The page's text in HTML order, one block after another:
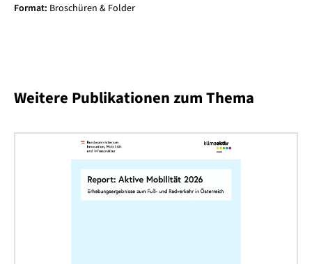
Format Broschüren & Folder
Weitere Publikationen zum Thema